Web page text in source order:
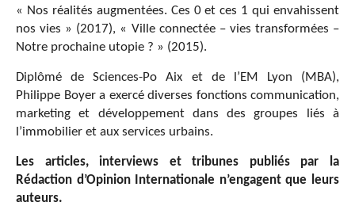
« Nos réalités augmentées. Ces 0 et ces 1 qui envahissent
nos vies » (2017), « Ville connectée – vies transformées –
Notre prochaine utopie ? » (2015).
Diplômé de Sciences-Po Aix et de l’EM Lyon (MBA),
Philippe Boyer a exercé diverses fonctions communication,
marketing et développement dans des groupes liés à
l’immobilier et aux services urbains.
Les articles, interviews et tribunes publiés par la
Rédaction d’Opinion Internationale n’engagent que leurs
auteurs.